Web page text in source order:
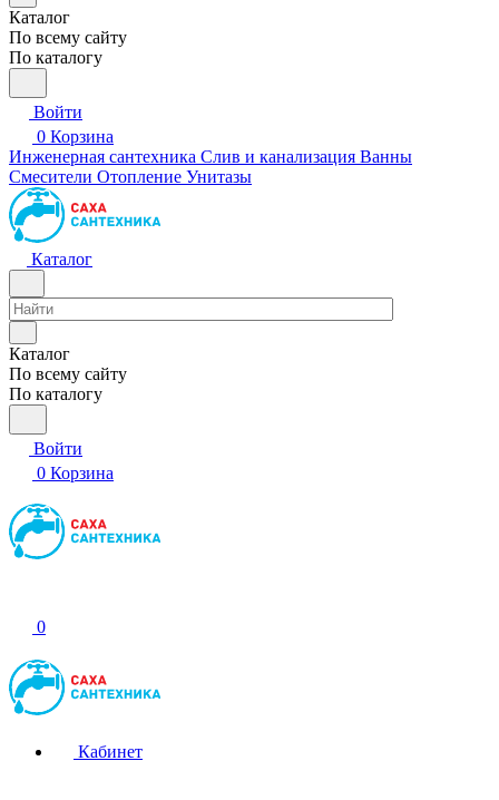
Каталог
По всему сайту
По каталогу
Войти
0 Корзина
Инженерная сантехника Слив и канализация Ванны
Смесители Отопление Унитазы
Каталог
Каталог
По всему сайту
По каталогу
Войти
0 Корзина
0
Кабинет